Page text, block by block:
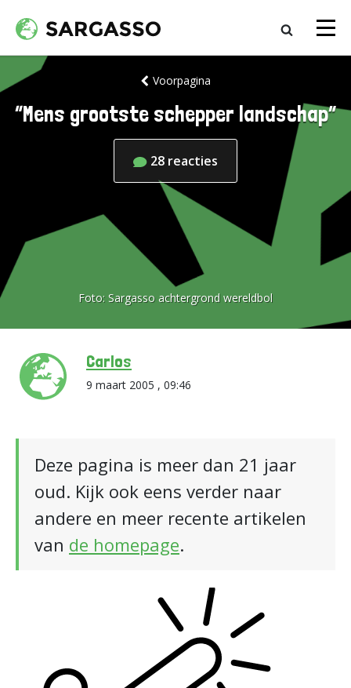
Voorpagina
“Mens grootste schepper landschap”
28 reacties
Foto: Sargasso achtergrond wereldbol
Carlos
9 maart 2005 , 09:46
Deze pagina is meer dan 21 jaar
oud. Kijk ook eens verder naar
andere en meer recente artikelen
van de homepage.